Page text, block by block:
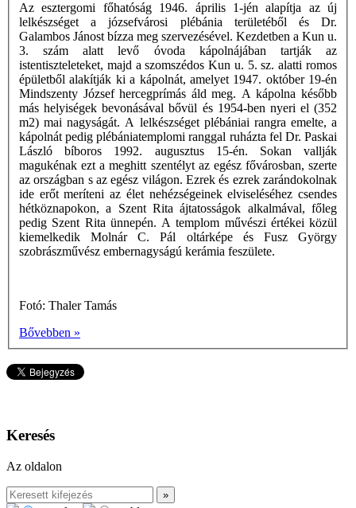
Az esztergomi főhatóság 1946. április 1-jén alapítja az új
lelkészséget a józsefvárosi plébánia területéből és Dr.
Galambos Jánost bízza meg szervezésével. Kezdetben a Kun u.
3. szám alatt levő óvoda kápolnájában tartják az
istentiszteleteket, majd a szomszédos Kun u. 5. sz. alatti romos
épületből alakítják ki a kápolnát, amelyet 1947. október 19-én
Mindszenty József hercegprímás áld meg. A kápolna később
más helyiségek bevonásával bővül és 1954-ben nyeri el (352
m2) mai nagyságát. A lelkészséget plébániai rangra emelte, a
kápolnát pedig plébániatemplomi ranggal ruházta fel Dr. Paskai
László bíboros 1992. augusztus 15-én. Sokan vallják
magukénak ezt a meghitt szentélyt az egész fővárosban, szerte
az országban s az egész világon. Ezrek és ezrek zarándokolnak
ide erőt meríteni az élet nehézségeinek elviseléséhez csendes
hétköznapokon, a Szent Rita ájtatosságok alkalmával, főleg
pedig Szent Rita ünnepén. A templom művészi értékei közül
kiemelkedik Molnár C. Pál oltárképe és Fusz György
szobrászművész embernagyságú kerámia feszülete.
Fotó: Thaler Tamás
Bővebben »
Keresés
Az oldalon